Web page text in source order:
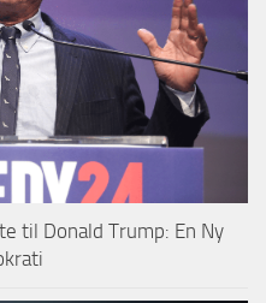
til Donald Trump: En Ny